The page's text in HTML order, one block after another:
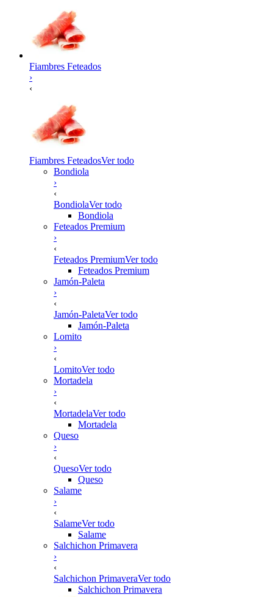
Fiambres Feteados
›
‹
Fiambres FeteadosVer todo
Bondiola
›
‹
BondiolaVer todo
Bondiola
Feteados Premium
›
‹
Feteados PremiumVer todo
Feteados Premium
Jamón-Paleta
›
‹
Jamón-PaletaVer todo
Jamón-Paleta
Lomito
›
‹
LomitoVer todo
Mortadela
›
‹
MortadelaVer todo
Mortadela
Queso
›
‹
QuesoVer todo
Queso
Salame
›
‹
SalameVer todo
Salame
Salchichon Primavera
›
‹
Salchichon PrimaveraVer todo
Salchichon Primavera